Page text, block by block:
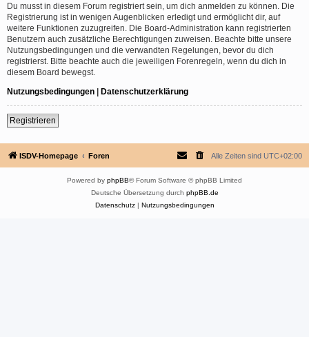
Du musst in diesem Forum registriert sein, um dich anmelden zu können. Die
Registrierung ist in wenigen Augenblicken erledigt und ermöglicht dir, auf
weitere Funktionen zuzugreifen. Die Board-Administration kann registrierten
Benutzern auch zusätzliche Berechtigungen zuweisen. Beachte bitte unsere
Nutzungsbedingungen und die verwandten Regelungen, bevor du dich
registrierst. Bitte beachte auch die jeweiligen Forenregeln, wenn du dich in
diesem Board bewegst.
Nutzungsbedingungen | Datenschutzerklärung
Registrieren
ISDV-Homepage Foren Alle Zeiten sind UTC+02:00
Powered by phpBB® Forum Software © phpBB Limited
Deutsche Übersetzung durch phpBB.de
Datenschutz| Nutzungsbedingungen